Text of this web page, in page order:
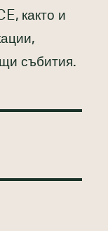
както и
събития.